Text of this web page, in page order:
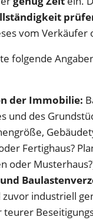
vom Verkäufer
folgende
der Immobilie:
und des
Fertighaus?
oder
zuvor industriell
teurer